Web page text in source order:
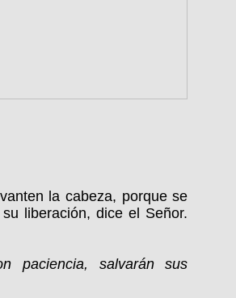
la cabeza, porque se
liberación, dice el Señor.
paciencia, salvarán sus